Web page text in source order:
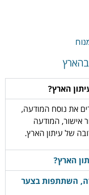
הארץ?
03-3763533, מוסרים את נוסח המודעה,
אישור, המודעה
של עיתון הארץ.
הארץ?
השתתפות בצער